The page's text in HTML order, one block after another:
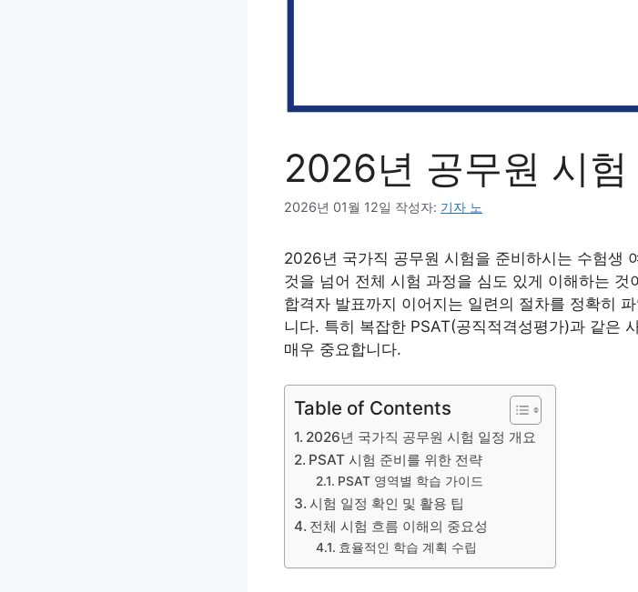
2026년 공무원 시
2026년 01월 12일 작성자: 기자 노
2026년 국가직 공무원 시험을 준비하시는 수험생
것을 넘어 전체 시험 과정을 심도 있게 이해하는
합격자 발표까지 이어지는 일련의 절차를 정확히
니다. 특히 복잡한 PSAT(공직적격성평가)과 같은
매우 중요합니다.
Table of Contents
2026년 국가직 공무원 시험 일정 개요
PSAT 시험 준비를 위한 전략
PSAT 영역별 학습 가이드
시험 일정 확인 및 활용 팁
전체 시험 흐름 이해의 중요성
효율적인 학습 계획 수립